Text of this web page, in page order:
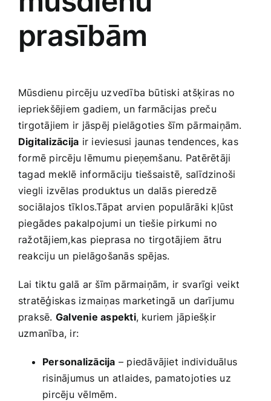
prasībām
Mūsdienu​ pircēju uzvedība būtiski atšķiras no
iepriekšējiem gadiem, un ‍farmācijas preču
tirgotājiem ir jāspēj pielāgoties šīm pārmaiņām.
Digitalizācija ir ieviesusi jaunas tendences, kas
formē pircēju lēmumu pieņemšanu. Patērētāji
tagad meklē informāciju tiešsaistē, salīdzinoši
viegli izvēlas ‍produktus un dalās pieredzē
sociālajos tīklos.Tāpat arvien⁢ populārāki kļūst
piegādes pakalpojumi un tiešie pirkumi no
ražotājiem,kas ⁢pieprasa no tirgotājiem ātru
reakciju un pielāgošanās spējas.
Lai tiktu galā ar šīm pārmaiņām, ir⁢ svarīgi veikt
stratēģiskas izmaiņas marketingā un darījumu
praksē. Galvenie aspekti, kuriem jāpiešķir
uzmanība, ir:
Personalizācija – piedāvājiet individuālus
risinājumus⁣ un atlaides, pamatojoties uz
⁣pircēju vēlmēm.